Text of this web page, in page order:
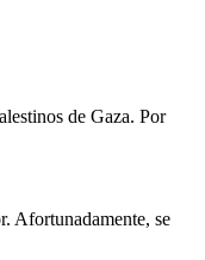
de Gaza. Por
Afortunadamente, se